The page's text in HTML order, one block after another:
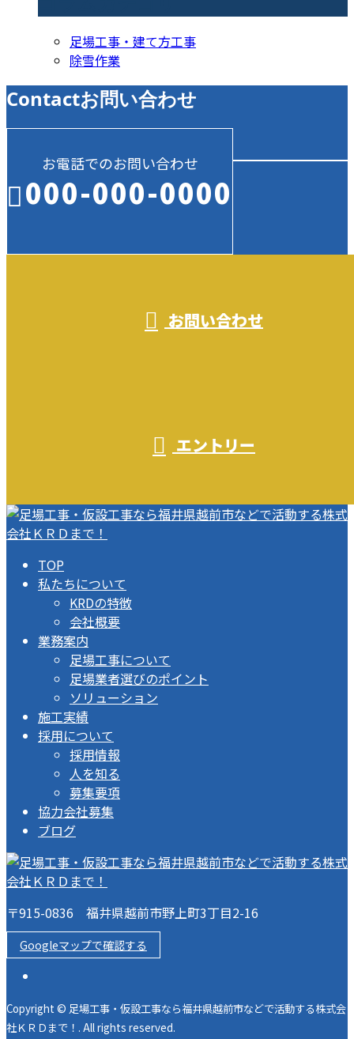
足場工事・建て方工事
除雪作業
Contactお問い合わせ
お電話でのお問い合わせ
000-000-0000
お問い合わせ
エントリー
TOP
私たちについて
KRDの特徴
会社概要
業務案内
足場工事について
足場業者選びのポイント
ソリューション
施工実績
採用について
採用情報
人を知る
募集要項
協力会社募集
ブログ
〒915-0836 福井県越前市野上町3丁目2-16
Googleマップで確認する
Copyright © 足場工事・仮設工事なら福井県越前市などで活動する株式会
社ＫＲＤまで！. All rights reserved.